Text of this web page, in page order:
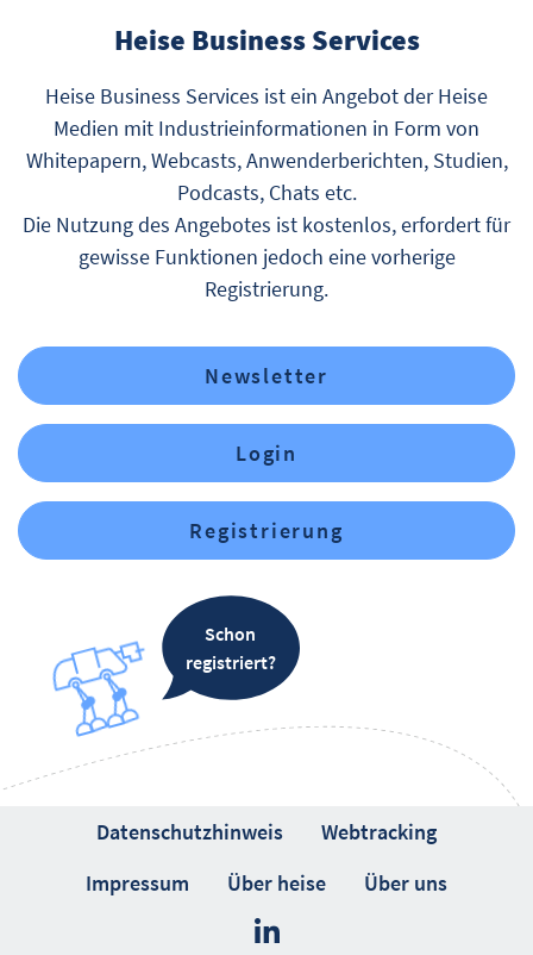
Heise Business Services
Heise Business Services ist ein Angebot der Heise
Medien mit Industrieinformationen in Form von
Whitepapern, Webcasts, Anwenderberichten, Studien,
Podcasts, Chats etc.
Die Nutzung des Angebotes ist kostenlos, erfordert für
gewisse Funktionen jedoch eine vorherige
Registrierung.
Newsletter
Login
Registrierung
Schon
registriert?
Datenschutzhinweis
Webtracking
Impressum
Über heise Über uns